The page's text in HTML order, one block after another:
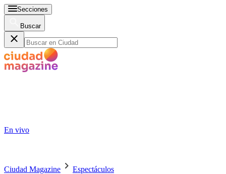
Secciones
Buscar
En vivo
Ciudad Magazine Espectáculos